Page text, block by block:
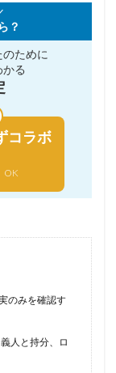
？
のために
る
コラボ
OK
のみを確認す
人と持分、ロ